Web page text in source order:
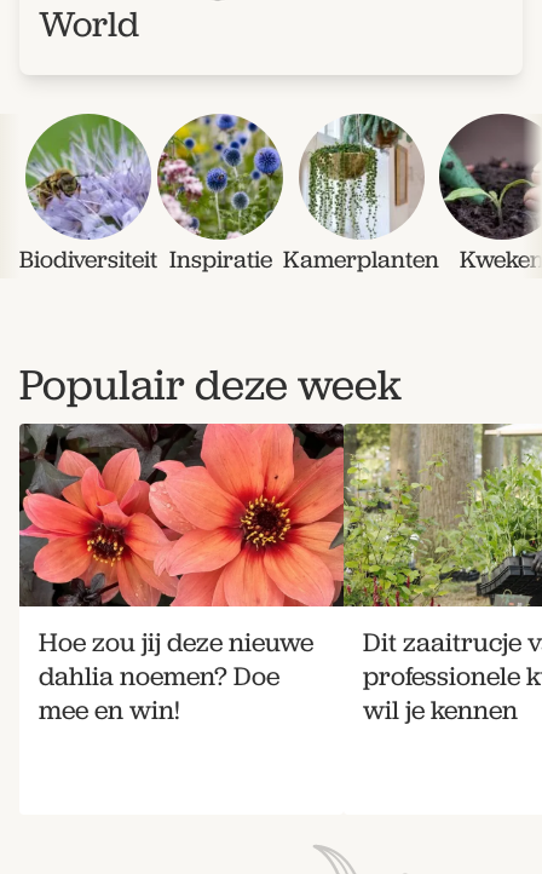
Zoek
Gardeners’ World 08/2026
World
Biodiversiteit Inspiratie Kamerplanten
Populair deze week
Hoe zou jij deze nieuwe
dahlia noemen? Doe
mee en win!
Dit zaaitrucje
professionele
wil je kennen